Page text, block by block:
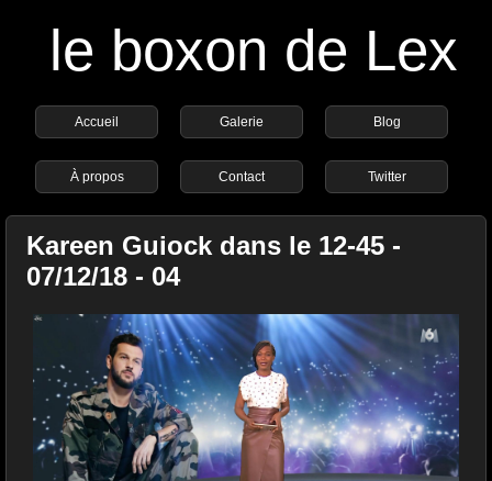
le boxon de Lex
Accueil Galerie Blog
À propos Contact Twitter
Kareen Guiock dans le 12-45 -
07/12/18 - 04